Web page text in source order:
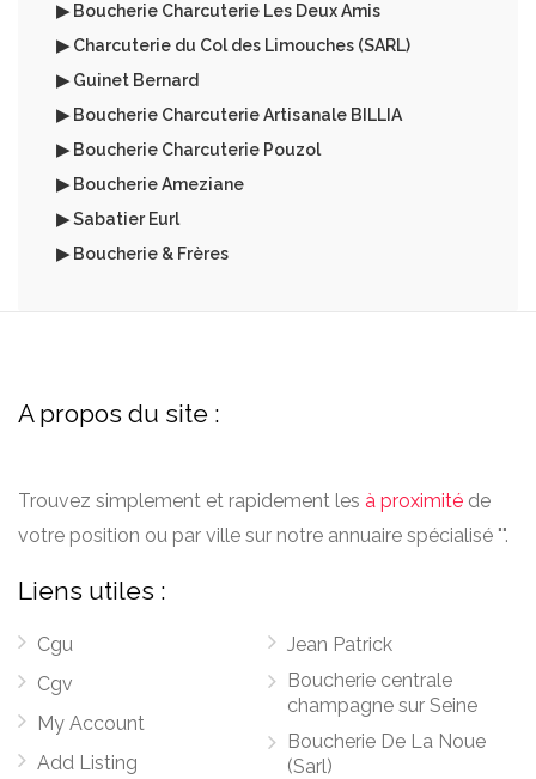
▶ Boucherie Charcuterie Les Deux Amis
▶ Charcuterie du Col des Limouches (SARL)
▶ Guinet Bernard
▶ Boucherie Charcuterie Artisanale BILLIA
▶ Boucherie Charcuterie Pouzol
▶ Boucherie Ameziane
▶ Sabatier Eurl
▶ Boucherie & Frères
A propos du site :
Trouvez simplement et rapidement les à proximité de
votre position ou par ville sur notre annuaire spécialisé "".
Liens utiles :
Cgu
Cgv
My Account
Add Listing
Jean Patrick
Boucherie centrale
champagne sur Seine
Boucherie De La Noue
(Sarl)